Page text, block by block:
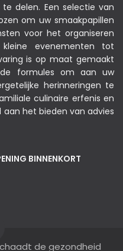
delen. Een selectie van
om uw smaakpapillen
voor het organiseren
evenementen tot
is op maat gemaakt
formules om aan uw
herinneringen te
culinaire erfenis en
aan het bieden van advies
BINNENKORT
de gezondheid